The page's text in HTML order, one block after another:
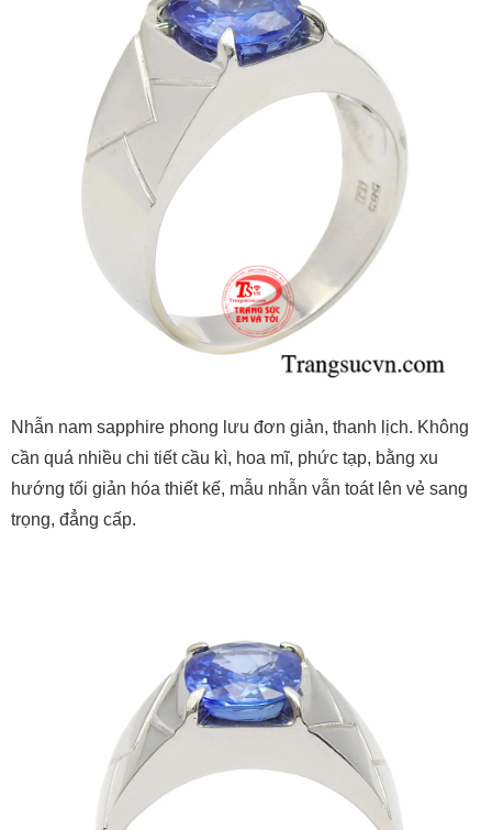
Nhẫn nam sapphire phong lưu đơn giản, thanh lịch. Không
cần quá nhiều chi tiết cầu kì, hoa mĩ, phức tạp, bằng xu
hướng tối giản hóa thiết kế, mẫu nhẫn vẫn toát lên vẻ sang
trọng, đẳng cấp.